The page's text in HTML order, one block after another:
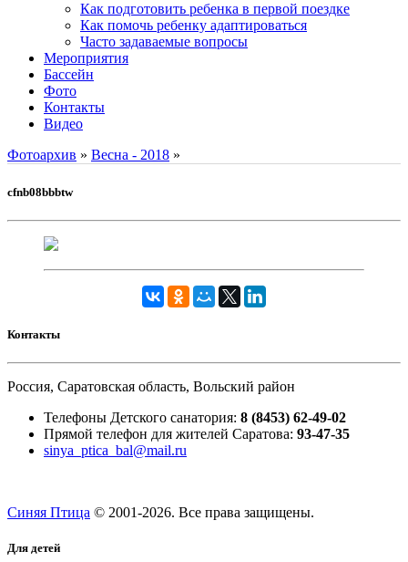
Как подготовить ребенка в первой поездке
Как помочь ребенку адаптироваться
Часто задаваемые вопросы
Мероприятия
Бассейн
Фото
Контакты
Видео
Фотоархив » Весна - 2018 »
cfnb08bbbtw
Контакты
Россия, Саратовская область, Вольский район
Телефоны Детского санатория: 8 (8453) 62-49-02
Прямой телефон для жителей Саратова: 93-47-35
sinya_ptica_bal@mail.ru
Синяя Птица © 2001-2026. Все права защищены.
Для детей